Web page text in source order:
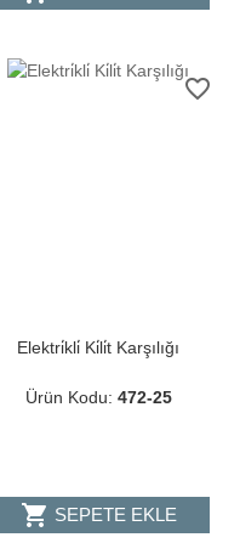
favorite_border
Elektri̇kli̇ Ki̇li̇t Karşılığı
Ürün Kodu: 472-25
shopping_cart SEPETE EKLE